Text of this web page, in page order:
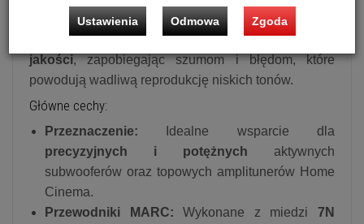
subwoofera. Jest to kabel idealny do wydobycia
właściwości akustycznych ze sprzętunajwyższej
jakości, zapobiegając szumom i błędom, które
powodują wadliwą reprodukcję niskich tonów.
Główne cechy:
Przeznaczenie: Idealne wsparcie dla
precyzyjnych i potężnych aktywnych
subwooferów oraz topowych amplitunerów Home
Cinema.
Przewodniki MARC: Wykonane z miedzi7N
Ustawienia Odmowa Zgoda